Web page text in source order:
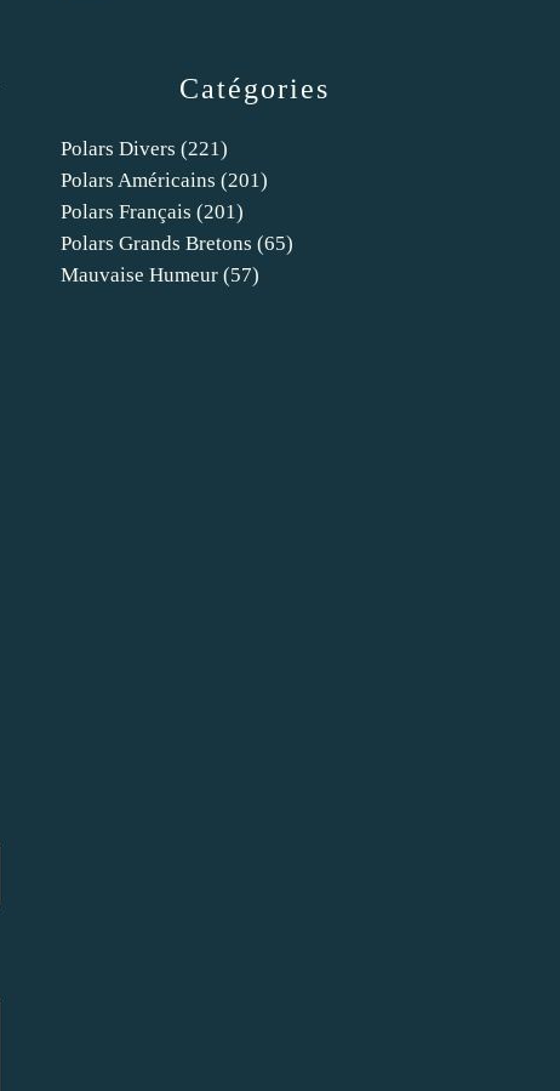
Catégories
Polars Divers (221)
Polars Américains (201)
Polars Français (201)
Polars Grands Bretons (65)
Mauvaise Humeur (57)